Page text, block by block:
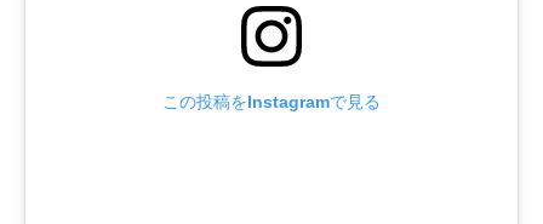
この投稿をInstagramで見る